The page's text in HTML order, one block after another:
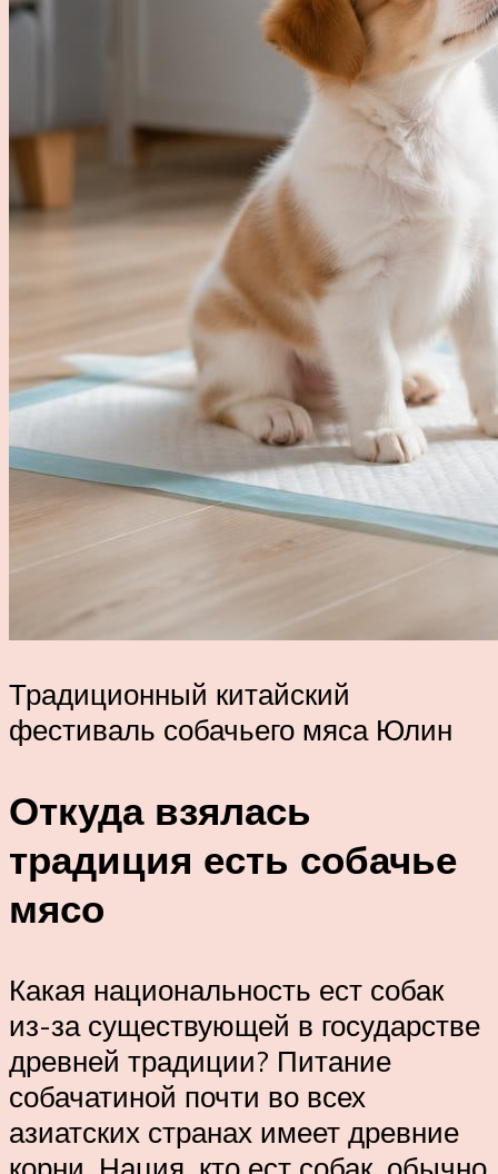
Традиционный китайский
фестиваль собачьего мяса Юлин
Откуда взялась
традиция есть собачье
мясо
Какая национальность ест собак
из-за существующей в государстве
древней традиции? Питание
собачатиной почти во всех
азиатских странах имеет древние